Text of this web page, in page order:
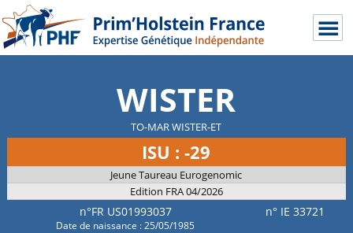
WISTER
TO-MAR WISTER-ET
ISU : -29
Jeune Taureau Eurogenomic
Edition FRA 04/2026
n°FR US01993037 n° IE 33721
Date de naissance : 25/05/1985